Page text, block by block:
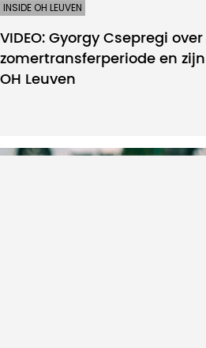
INSIDE OH LEUVEN
VIDEO: Gyorgy Csepregi
zomertransferperiode en
OH Leuven